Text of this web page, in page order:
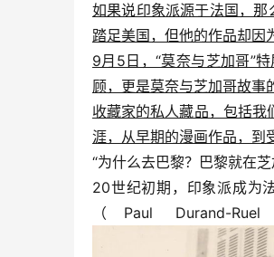
如果说印象派源于法国，
踏足美国，但他的作品却因
9月5日，“莫奈与芝加哥”
顾，更是莫奈与芝加哥故
收藏家的私人藏品，包括
涯，从早期的漫画作品，到
“为什么去巴黎？巴黎就在
20世纪初期，印象派成为
（Paul